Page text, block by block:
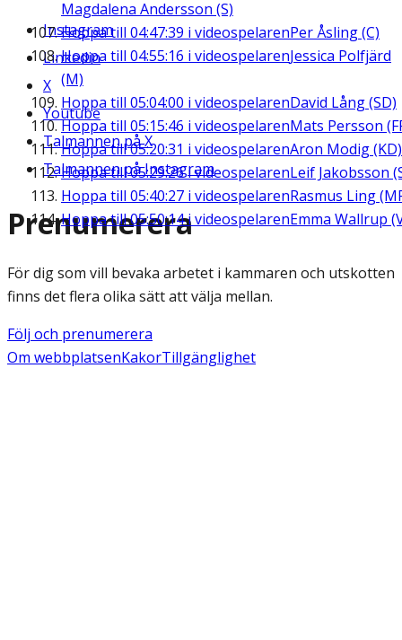
Magdalena Andersson (S)
Hoppa till 04:47:39 i videospelarenPer Åsling (C)
Hoppa till 04:55:16 i videospelarenJessica Polfjärd
(M)
Hoppa till 05:04:00 i videospelarenDavid Lång (SD)
Hoppa till 05:15:46 i videospelarenMats Persson
Hoppa till05:20:31 i videospelarenAron Modig (KD)
Hoppa till05:29:26i videospelarenLeif Jakobsson
Hoppa till 05:40:27 i videospelarenRasmus Ling
Hoppa till05:50:14i videospelarenEmma Wallrup
Instagram
Linkedin
X
Youtube
Talmannen på X
Talmannen på Instagram
Prenumerera
För dig som vill bevaka arbetet i kammaren och utskotten
finns det flera olika sätt att välja mellan.
Följ och prenumerera
Om webbplatsenKakorTillgänglighet